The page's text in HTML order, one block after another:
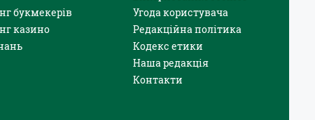
букмекерів
казино
Угода користувача
Редакційна політика
Кодекс етики
Наша редакція
Контакти